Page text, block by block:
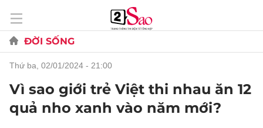
ĐỜI SỐNG
thứ ba, 02/01/2024 - 21:00
Vì sao giới trẻ Việt thi nhau ăn 12
quả nho xanh vào năm mới?